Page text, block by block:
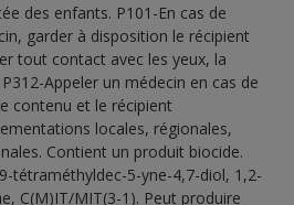
des enfants. P101-En cas de
garder à disposition le récipient
tout contact avec les yeux, la
Appeler un médecin en cas de
contenu et le récipient
locales, régionales,
Contient un produit biocide.
tétraméthyldec-5-yne-4,7-diol, 1,2-
C(M)IT/MIT(3-1). Peut produire